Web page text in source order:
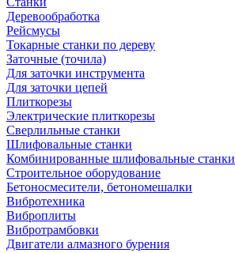
Деревообработка
Рейсмусы
Токарные станки по дереву
Заточные (точила)
Для заточки инструмента
Для заточки цепей
Плиткорезы
Электрические плиткорезы
Сверлильные станки
Шлифовальные станки
Комбинированные шлифовальные станки
Строительное оборудование
Бетоносмесители, бетономешалки
Вибротехника
Виброплиты
Вибротрамбовки
Двигатели алмазного бурения